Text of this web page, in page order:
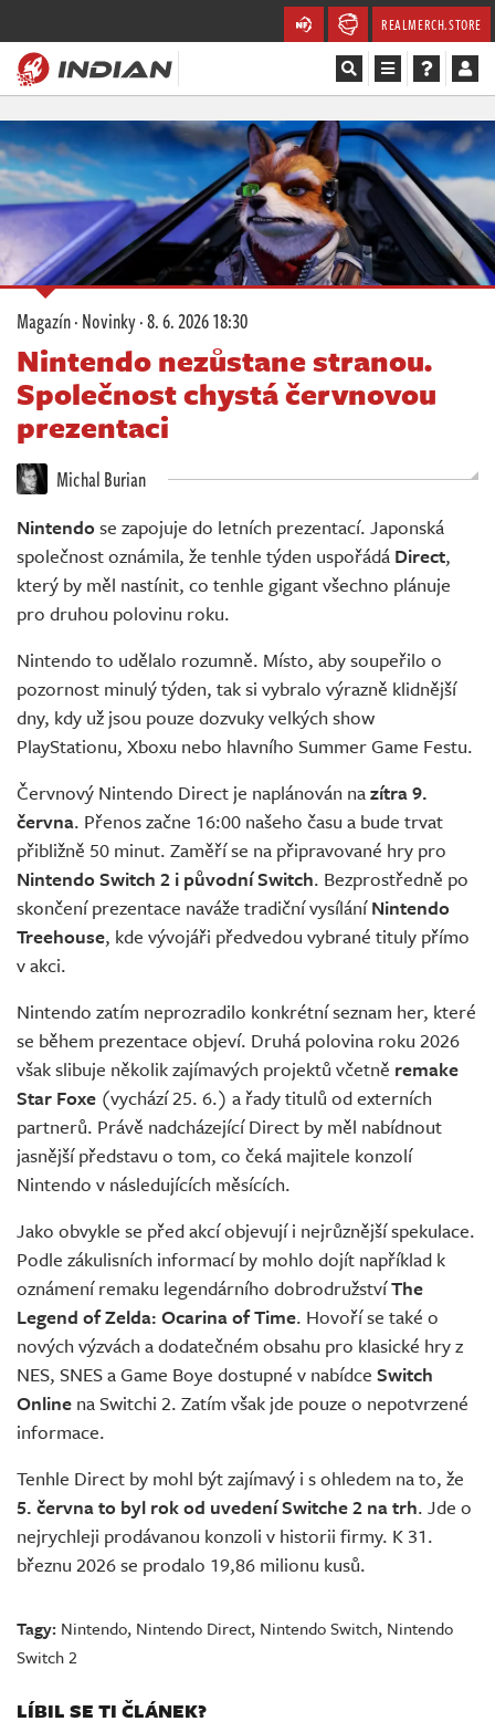
REALMERCH.STORE
Magazín
Recenze
Videa
Soutěže
Databáze
Komunita
Redakce
Živě
Magazín·Novinky·8. 6. 2026 18:30
Nintendo nezůstane stranou.
Společnost chystá červnovou
prezentaci
Michal Burian
Nintendo se zapojuje do letních prezentací. Japonská
společnost oznámila, že tenhle týden uspořádá Direct,
který by měl nastínit, co tenhle gigant všechno plánuje
pro druhou polovinu roku.
Nintendo to udělalo rozumně. Místo, aby soupeřilo o
pozornost minulý týden, tak si vybralo výrazně klidnější
dny, kdy už jsou pouze dozvuky velkých show
PlayStationu, Xboxu nebo hlavního Summer Game Festu.
Červnový Nintendo Direct je naplánován nazítra 9.
června. Přenos začne 16:00 našeho času a bude trvat
přibližně 50 minut. Zaměří se na připravované hry pro
Nintendo Switch 2 i původní Switch. Bezprostředně po
skončení prezentace naváže tradiční vysíláníNintendo
Treehouse, kde vývojáři předvedou vybrané tituly přímo
v akci.
Nintendo zatím neprozradilo konkrétní seznam her, které
se během prezentace objeví. Druhá polovina roku 2026
však slibuje několik zajímavých projektů včetně remake
Star Foxe (vychází 25. 6.) a řady titulů od externích
partnerů. Právě nadcházející Direct by měl nabídnout
jasnější představu o tom, co čeká majitele konzolí
Nintendo v následujících měsících.
Jako obvykle se před akcí objevují i nejrůznější spekulace.
Podle zákulisních informací by mohlo dojít například k
oznámení remaku legendárního dobrodružstvíThe
Legend of Zelda: Ocarina of Time. Hovoří se také o
nových výzvách a dodatečném obsahu pro klasické hry z
NES, SNES a Game Boye dostupné v nabídce Switch
Online na Switchi 2. Zatím však jde pouze o nepotvrzené
informace.
Tenhle Direct by mohl být zajímavý i s ohledem na to, že
5. června to byl rok od uvedení Switche 2 na trh. Jde o
nejrychleji prodávanou konzoli v historii firmy. K 31.
březnu 2026 se prodalo 19,86 milionu kusů.
Tagy: Nintendo, Nintendo Direct, Nintendo Switch, Nintendo
Switch 2
LÍBIL SE TI ČLÁNEK?